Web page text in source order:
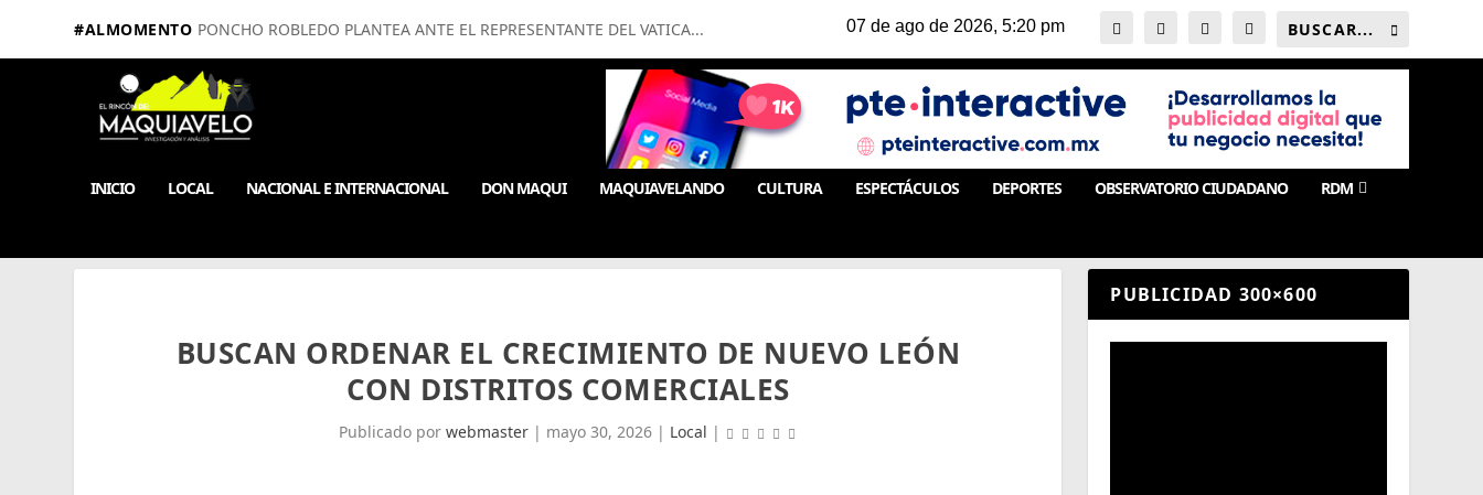
#ALMOMENTO PONCHO ROBLEDO PLANTEA ANTE EL REPRESENTANTE DEL VATICA...
INICIO LOCAL NACIONAL E INTERNACIONAL DON MAQUI MAQUIAVELANDO CULTURA ESPECTÁCULOS DEPORTES OBSERVATORIO CIUDADANO RDM
BUSCAN ORDENAR EL CRECIMIENTO DE NUEVO LEÓN
CON DISTRITOS COMERCIALES
Publicado por webmaster| mayo 30, 2026| Local |
PUBLICIDAD 300×600